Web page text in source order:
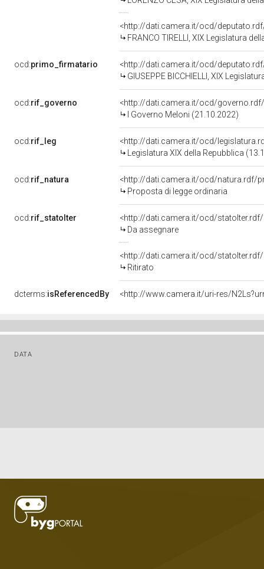
<http://dati.camera.it/ocd/
FRANCO TIRELLI, XIX Legislatura
ocd:primo_firmatario
<http://dati.camera.it/ocd/
GIUSEPPE BICCHIELLI, XIX
ocd:rif_governo
<http://dati.camera.it/ocd/
I Governo Meloni (21.10.2022)
ocd:rif_leg
<http://dati.camera.it/ocd/
Legislatura XIX della Repubblica
ocd:rif_natura
<http://dati.camera.it/ocd/natura.rdf/
Proposta di legge ordinaria
ocd:rif_statoIter
<http://dati.camera.it/ocd/
Da assegnare
<http://dati.camera.it/ocd/
Ritirato
dcterms:isReferencedBy <http://www.camera.it/uri-res/
DATA